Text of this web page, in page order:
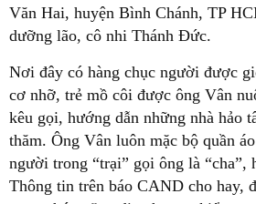
Văn Hai, huyện Bình Chánh, TP
dưỡng lão, cô nhi Thánh Đức.
Nơi đây có hàng chục người được
cơ nhỡ, trẻ mồ côi được ông Vân
kêu gọi, hướng dẫn những nhà hảo
thăm. Ông Vân luôn mặc bộ quần
người trong “trại” gọi ông là “cha”,
Thông tin trên báo CAND cho hay,